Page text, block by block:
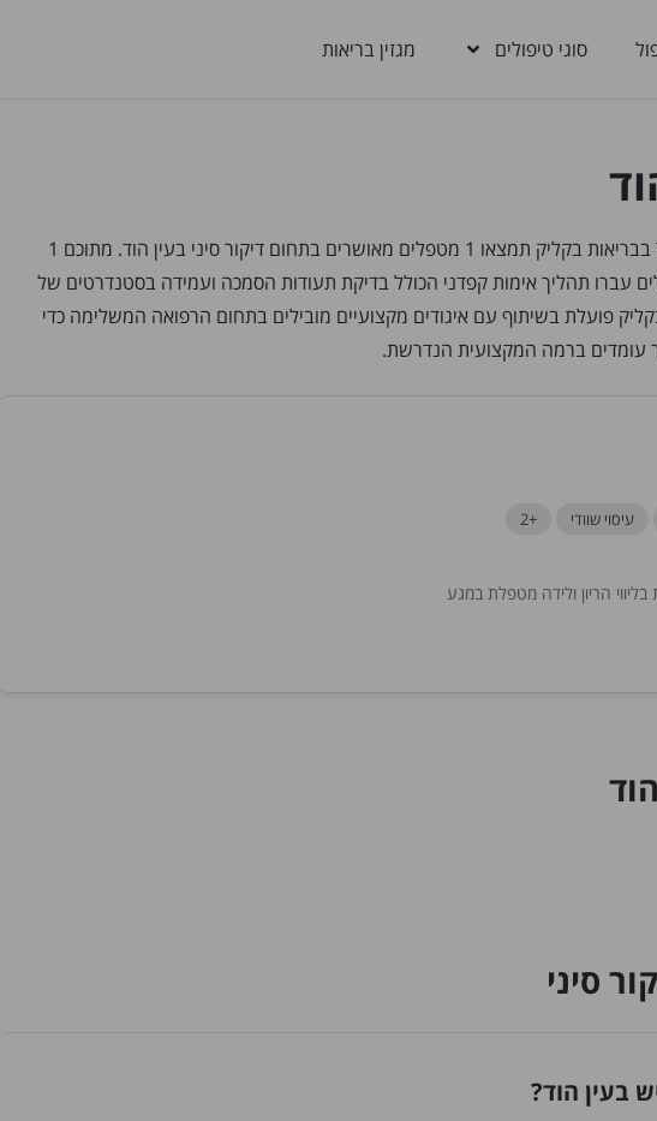
סוגי טיפולים מגזין בריאות
מחפשים מטפלים בדיקור סיני בעין הוד? בבריאות בקליק תמצאו 1 מטפלים מאושרים בתחום דיקור סיני בעין הוד. מתוכם 1
המטפלים עברו תהליך אימות קפדני הכולל בדיקת תעודות הסמכה ועמידה בסטנדרטים של
פועלת בשיתוף עם איגודים מקצועיים מובילים בתחום הרפואה המשלימה כדי
עומדים ברמה המקצועית הנדרשת.
עיסוי שוודי +2
הריון ולידה מטפלת במגע
סיני
בעין הוד?